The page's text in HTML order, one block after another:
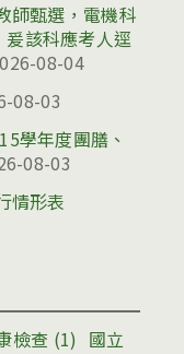
師甄選，電機科
該科應考人逕
08-04
08-03
學年度團膳、
08-03
情形表
檢查 (1) 國立